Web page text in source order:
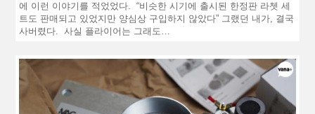
에 이런 이야기를 적었었다. “비슷한 시기에 출시된 한정판 라쳇 세
트도 판매되고 있었지만 양심상 구입하지 않았다” 그랬던 내가, 결국
사버렸다. 사실 플라이어는 그래도…